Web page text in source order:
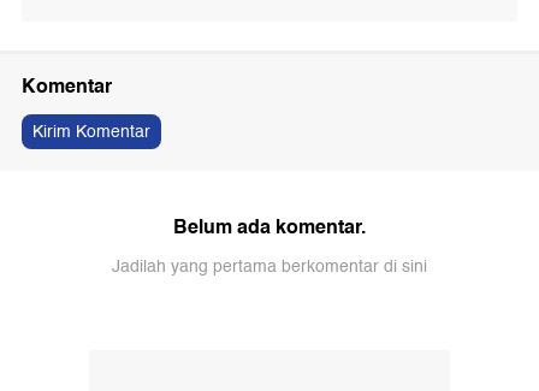
Komentar
Kirim Komentar
Belum ada komentar.
Jadilah yang pertama berkomentar di sini